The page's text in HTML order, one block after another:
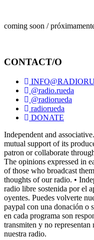
coming soon /
CONTACT/O
@radio.rueda
@radiorueda
radiorueda
DONATE
Independent and
mutual support of its
patron or collaborate
The opinions expressed in
of those who broadcast
thoughts of our radio. •
radio libre sostenida por el
oyentes. Puedes volverte
paypal con una donación o
en cada programa son
transmiten y no representan
nuestra radio.